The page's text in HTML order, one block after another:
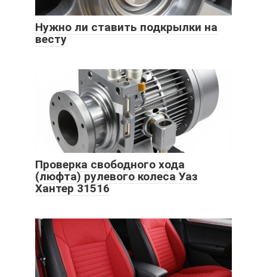
Нужно ли ставить подкрылки на
весту
Проверка свободного хода
(люфта) рулевого колеса Уаз
Хантер 31516